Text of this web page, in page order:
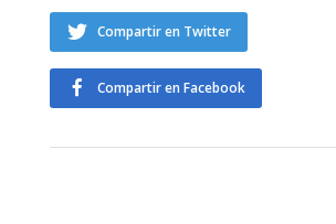
Compartir en Twitter
Compartir en Facebook